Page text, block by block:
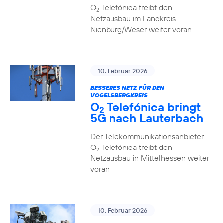
O2Telefónica treibt den
Netzausbau im Landkreis
Nienburg/Weser weiter voran
10. Februar 2026
BESSERES NETZ FÜR DEN
VOGELSBERGKREIS
O2 Telefónica bringt
5G nach Lauterbach
Der Telekommunikationsanbieter
O2Telefónica treibt den
Netzausbau in Mittelhessen weiter
voran
10. Februar 2026